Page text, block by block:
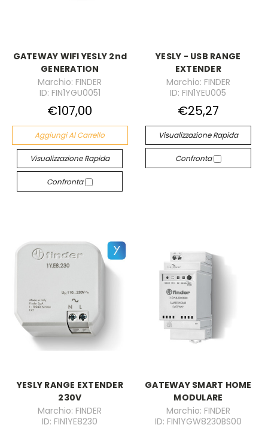
GATEWAY WIFI YESLY 2nd
GENERATION
Marchio: FINDER
ID: FIN1YGU0051
€107,00
Aggiungi Al Carrello
Visualizzazione Rapida
Confronta
YESLY - USB RANGE
EXTENDER
Marchio: FINDER
ID: FIN1YEU005
€25,27
Visualizzazione Rapida
Confronta
YESLY RANGE EXTENDER
230V
Marchio: FINDER
ID: FIN1YE8230
GATEWAY SMART HOME
MODULARE
Marchio: FINDER
ID: FIN1YGW8230BS00